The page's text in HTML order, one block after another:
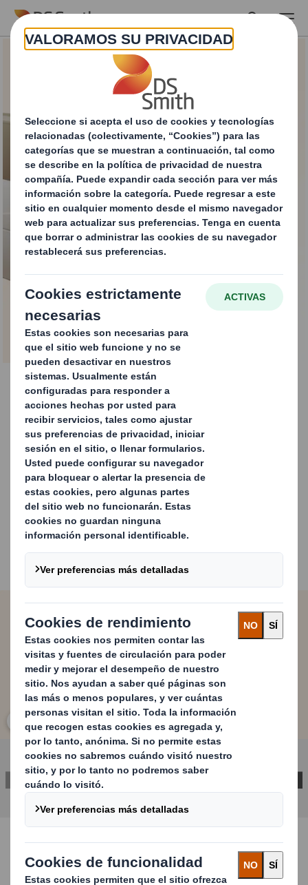
Skip to main content
e-Packaging
Envía. Protege. Sorprende.
CONTACTA CON NOSOTROS
DS Smith Tape Back
Con un 30% de devoluciones en los pedidos online, crear
una experiencia de devolución sencilla es la forma de
ganar clientes.
Un producto pionero en el mercado diseñado para
facilitar una devolución eficaz y sostenible, garantizando
que las empresas puedan ofrecer al consumidor final esta
ventaja diferenciadora clave.
Carousel. Use previous and next buttons to move
Haz clic para ampliar imagen
CONTACTA CON NOSOTROS